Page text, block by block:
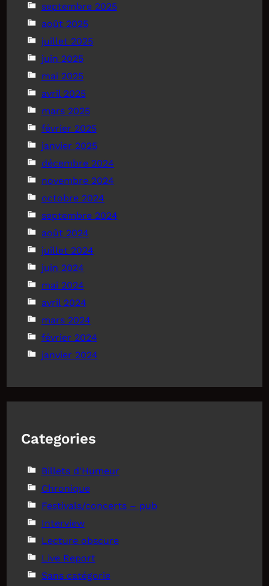
septembre 2025
août 2025
juillet 2025
juin 2025
mai 2025
avril 2025
mars 2025
février 2025
janvier 2025
décembre 2024
novembre 2024
octobre 2024
septembre 2024
août 2024
juillet 2024
juin 2024
mai 2024
avril 2024
mars 2024
février 2024
janvier 2024
Categories
Billets d'Humeur
Chronique
Festivals/concerts – pub
Interview
Lecture obscure
Live Report
Sans catégorie